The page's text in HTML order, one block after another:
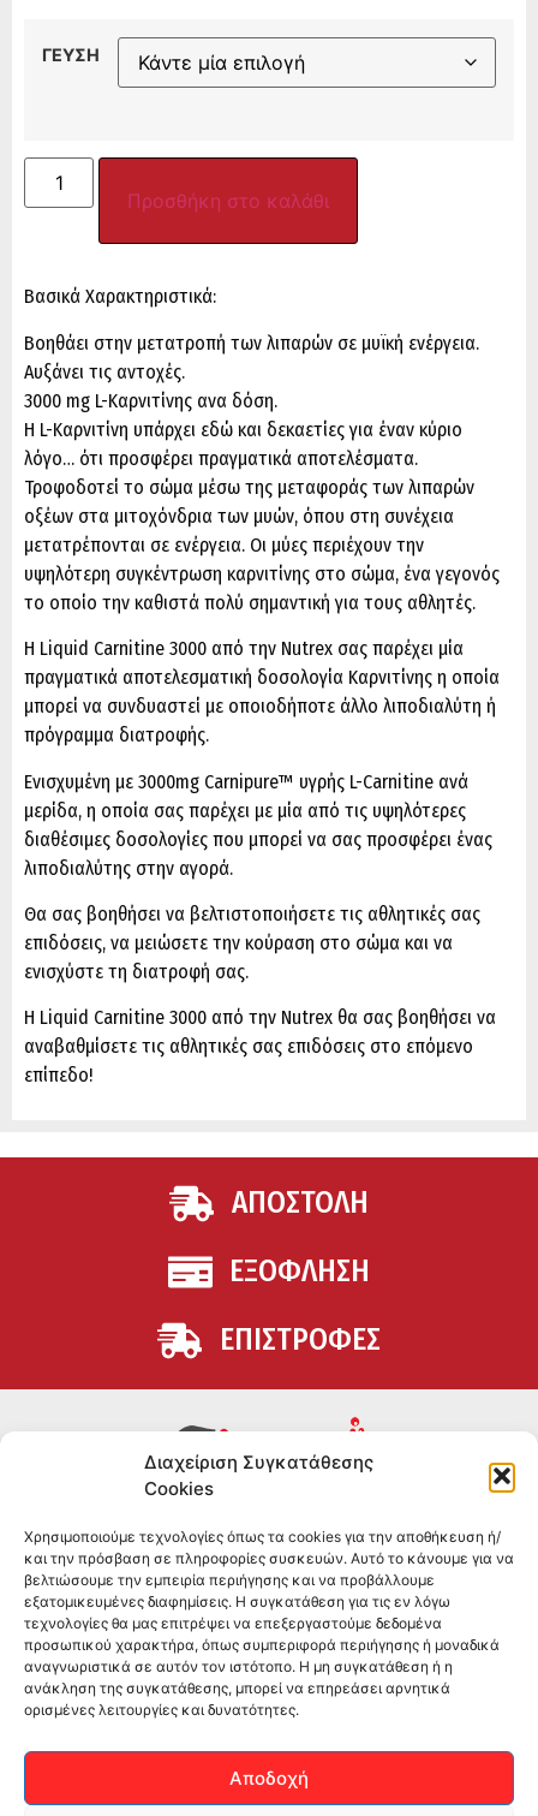
Διαχείριση Συγκατάθεσης
Cookies
Χρησιμοποιούμε τεχνολογίες όπως τα cookies για την αποθήκευση ή/
και την πρόσβαση σε πληροφορίες συσκευών. Αυτό το κάνουμε για να
βελτιώσουμε την εμπειρία περιήγησης και να προβάλλουμε
εξατομικευμένες διαφημίσεις. Η συγκατάθεση για τις εν λόγω
τεχνολογίες θα μας επιτρέψει να επεξεργαστούμε δεδομένα
προσωπικού χαρακτήρα, όπως συμπεριφορά περιήγησης ή μοναδικά
αναγνωριστικά σε αυτόν τον ιστότοπο. Η μη συγκατάθεση ή η
ανάκληση της συγκατάθεσης, μπορεί να επηρεάσει αρνητικά
ορισμένες λειτουργίες και δυνατότητες.
Αποδοχή
ΓΕΥΣΗ
Προσθήκη στο καλάθι
Βασικά Χαρακτηριστικά:
Βοηθάει στην μετατροπή των λιπαρών σε μυϊκή ενέργεια.
Αυξάνει τις αντοχές.
3000 mg L-Καρνιτίνης ανα δόση.
Η L-Καρνιτίνη υπάρχει εδώ και δεκαετίες για έναν κύριο
λόγο… ότι προσφέρει πραγματικά αποτελέσματα.
Τροφοδοτεί το σώμα μέσω της μεταφοράς των λιπαρών
οξέων στα μιτοχόνδρια των μυών, όπου στη συνέχεια
μετατρέπονται σε ενέργεια. Οι μύες περιέχουν την
υψηλότερη συγκέντρωση καρνιτίνης στο σώμα, ένα γεγονός
το οποίο την καθιστά πολύ σημαντική για τους αθλητές.
H Liquid Carnitine 3000 από την Nutrex σας παρέχει μία
πραγματικά αποτελεσματική δοσολογία Καρνιτίνης η οποία
μπορεί να συνδυαστεί με οποιοδήποτε άλλο λιποδιαλύτη ή
πρόγραμμα διατροφής.
Ενισχυμένη με 3000mg Carnipure™ υγρής L-Carnitine ανά
μερίδα, η οποία σας παρέχει με μία από τις υψηλότερες
διαθέσιμες δοσολογίες που μπορεί να σας προσφέρει ένας
λιποδιαλύτης στην αγορά.
Θα σας βοηθήσει να βελτιστοποιήσετε τις αθλητικές σας
επιδόσεις, να μειώσετε την κούραση στο σώμα και να
ενισχύστε τη διατροφή σας.
H Liquid Carnitine 3000 από την Nutrex θα σας βοηθήσει να
αναβαθμίσετε τις αθλητικές σας επιδόσεις στο επόμενο
επίπεδο!
ΑΠΟΣΤΟΛΗ
ΕΞΟΦΛΗΣΗ
ΕΠΙΣΤΡΟΦΕΣ
θέλουν να βελτιώσουν τη διατροφή και την υγεία τους.
Επώνυμα brands και εμπειρία ετών στο χώρο.
ΠΛΗΡΟΦΟΡΙΕΣ
-ΤΗΛ:2551 181428
–ΟΡΟΙ & ΠΡΟΣΩΠΙΚΑ ΔΕΔΟΜΕΝΑ